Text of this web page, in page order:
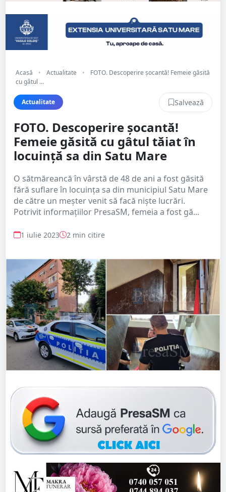
Acasă • Actualitate •
FOTO. Descoperire șocantă! Femeie găsită
cu gâtul ...
Actualitate Salvează
FOTO. Descoperire șocantă!
Femeie găsită cu gâtul tăiat în
locuință sa din Satu Mare
O sătmăreancă în vârstă de 48 de ani a fost găsită
fără suflare în locuința sa din municipiul Satu Mare
de către un meșter venit să facă niște lucrări.
Potrivit informațiilor PresaSM, femeia a fost gă...
1 iulie 2023 2 min citire